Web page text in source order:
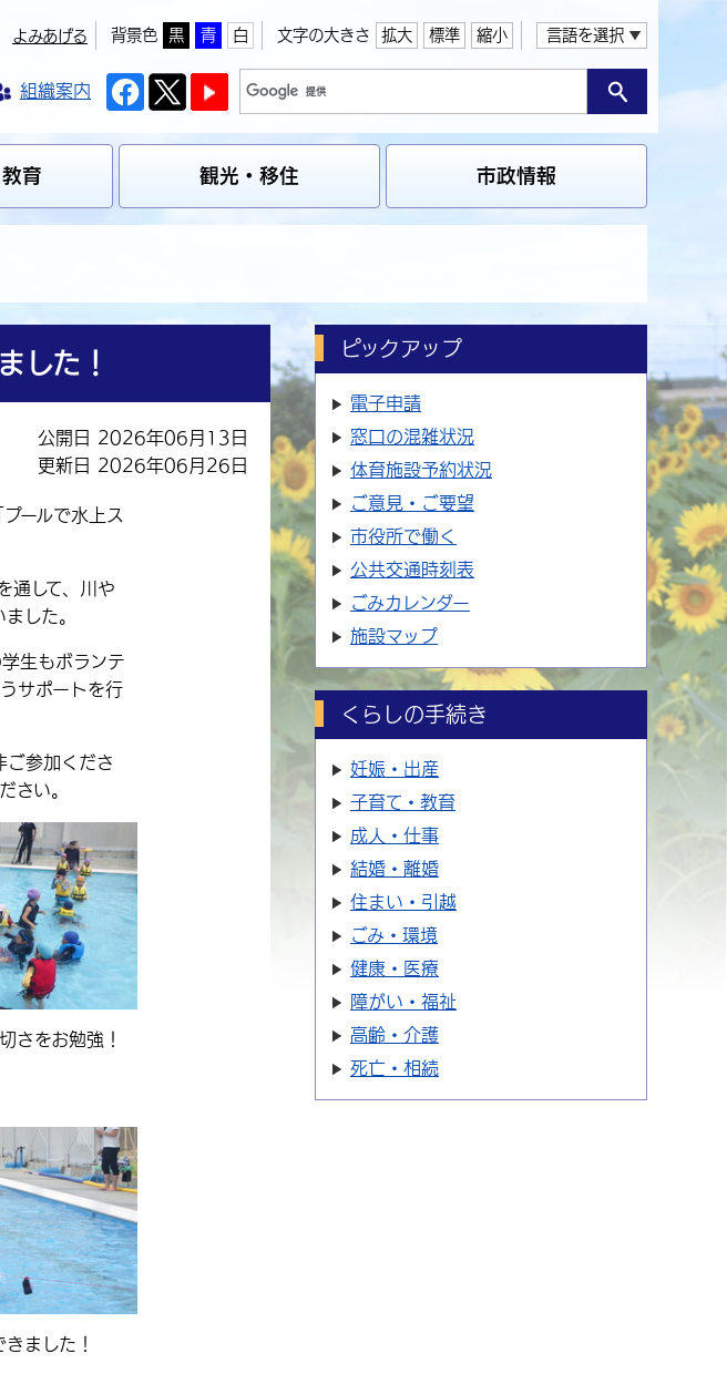
よみあげる 背景色 黒 青 白 文字の大きさ 拡大 標準 縮小 言語を選択
組織案内
育 観光・移住 市政情報
した！
公開日 2026年06月13日
更新日 2026年06月26日
ールで水上ス
通して、川や
した。
生もボランテ
サポートを行
参加くださ
さい。
さをお勉強！
きました！
ピックアップ
電子申請
窓口の混雑状況
体育施設予約状況
ご意見・ご要望
市役所で働く
公共交通時刻表
ごみカレンダー
施設マップ
くらしの手続き
妊娠・出産
子育て・教育
成人・仕事
結婚・離婚
住まい・引越
ごみ・環境
健康・医療
障がい・福祉
高齢・介護
死亡・相続